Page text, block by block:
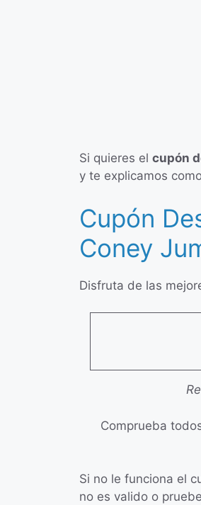
Si quieres el cupón
y te explicamos
Cupón
Coney
Disfruta de las
Comprueba
Si no le funciona el
no es valido o